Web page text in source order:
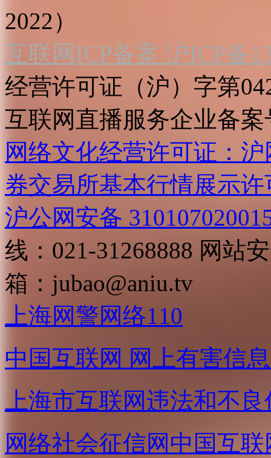
2022）
互联网ICP备案 沪ICP备
经营许可证（沪）字第
互联网直播服务企业备案
网络文化经营许可证：
券交易所基本行情展示许
沪公网安备
线：021-31268888 网站
箱： jubao@aniu.tv
上海网警网络110
中国互联网 网上有害信
上海市互联网违法和不
网络社会征信网 中国互